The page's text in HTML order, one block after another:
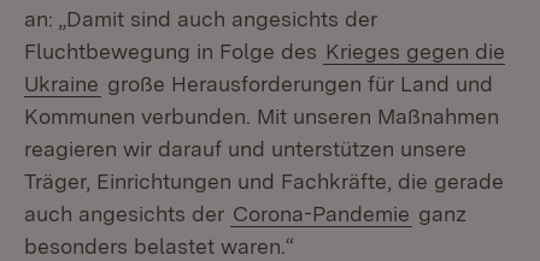
an: „Damit sind auch angesichts der
Fluchtbewegung in Folge des Krieges gegen die
Ukraine große Herausforderungen für Land und
Kommunen verbunden. Mit unseren Maßnahmen
reagieren wir darauf und unterstützen unsere
Träger, Einrichtungen und Fachkräfte, die gerade
auch angesichts der Corona-Pandemie ganz
besonders belastet waren.“